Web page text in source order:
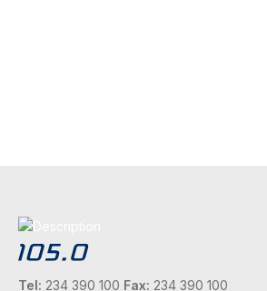
Tel: 234 390 100 Fax: 234 390 100